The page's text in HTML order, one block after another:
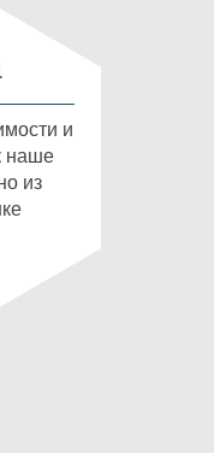
и
наше
из